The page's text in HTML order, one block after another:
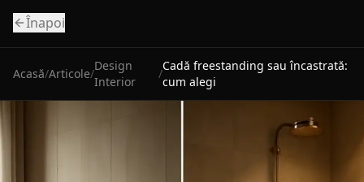
Înapoi
Acasă/Articole/
Design
Interior
/
Cadă freestanding sau încastrată:
cum alegi